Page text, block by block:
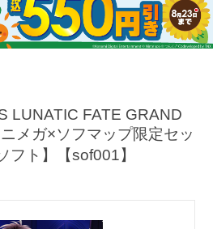
LUNATIC FATE GRAND
メガ×ソフマップ限定セッ
フト】【sof001】